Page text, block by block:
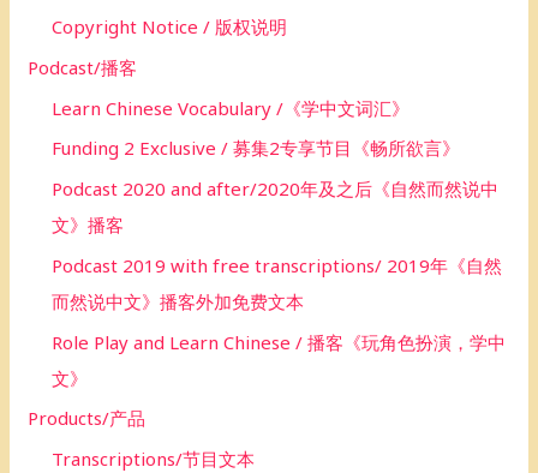
Copyright Notice / 版权说明
Podcast/播客
Learn Chinese Vocabulary /《学中文词汇》
Funding 2 Exclusive / 募集2专享节目《畅所欲言》
Podcast 2020 and after/2020年及之后《自然而然说中
文》播客
Podcast 2019 with free transcriptions/ 2019年《自然
而然说中文》播客外加免费文本
Role Play and Learn Chinese / 播客《玩角色扮演，学中
文》
Products/产品
Transcriptions/节目文本